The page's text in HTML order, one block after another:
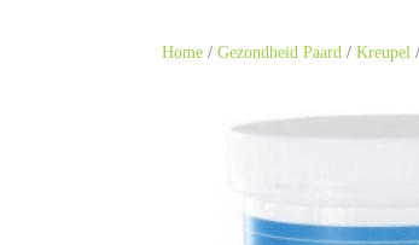
Home /Gezondheid Paard /Kreupel